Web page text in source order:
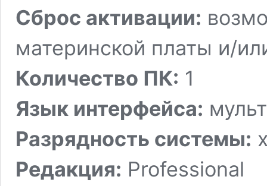
Сброс активации:
материнской платы и/
Количество ПК: 1
Язык интерфейса:
Разрядность системы:
Редакция: Professional